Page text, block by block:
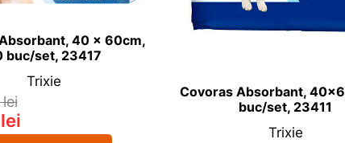
40 x 60cm,
buc/set, 23417
Trixie
lei
lei
Covoras Absorbant,
buc/set, 23411
Trixie